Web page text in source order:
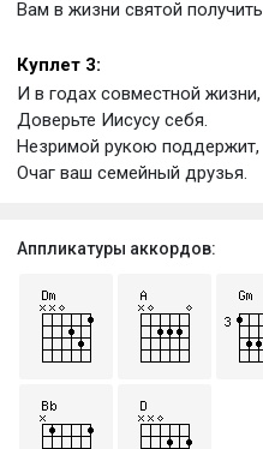
Вам в жизни святой получить.
Куплет 3:
И в годах совместной жизни,
Доверьте Иисусу себя.
Незримой рукою поддержит,
Очаг ваш семейный друзья.
Аппликатуры аккордов: